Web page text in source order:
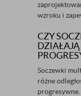
wzroku i
CZY
DZIAŁAJĄ
Soczewki
różne